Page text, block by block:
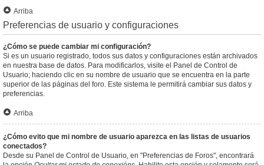
Arriba
Preferencias de usuario y configuraciones
¿Cómo se puede cambiar mi configuración?
Si es un usuario registrado, todos sus datos y configuraciones están archivados
en nuestra base de datos. Para modificarlos, visite el Panel de Control de
Usuario; haciendo clic en su nombre de usuario que se encuentra en la parte
superior de las páginas del foro. Este sistema le permitirá cambiar sus datos y
preferencias.
Arriba
¿Cómo evito que mi nombre de usuario aparezca en las listas de usuarios
conectados?
Desde su Panel de Control de Usuario, en "Preferencias de Foros", encontrará